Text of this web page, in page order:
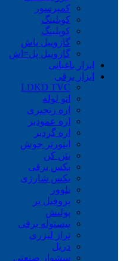
کمپرسور
کوبلینگ
کوپلینگ
گازوییل پاش
گازوییل پل=اش
ابزار باغبانی
ابزار برقی
LDKD TVC
اتو لوله
اره زنجیری
اره عمودبر
اره گردبر
اینورتر جوش
بتن کن
بکس برقی
بکس شارژی
بلوور
پروفیل بر
پولیش
پیستوله برقی
تراز لیزری
دریل
سشوار صنعتی